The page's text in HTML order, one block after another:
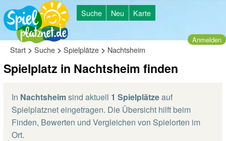
Suche Neu Karte
Anmelden
Start > Suche > Spielplätze > Nachtsheim
Spielplatz in Nachtsheim finden
In Nachtsheimsind aktuell 1 Spielplätzeauf
Spielplatznet eingetragen. Die Übersicht hilft beim
Finden, Bewerten und Vergleichen von Spielorten im
Ort.